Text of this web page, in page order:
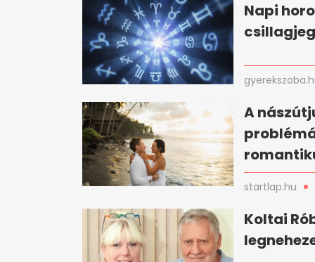
Napi
A
startlap.hu
Koltai